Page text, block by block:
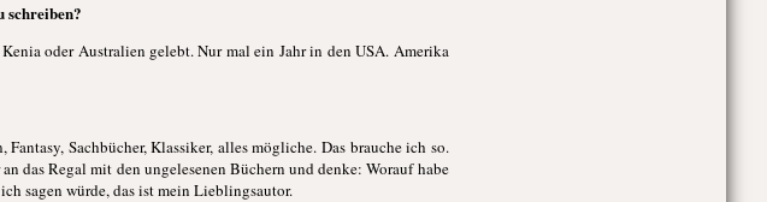
schreiben?
oder Australien gelebt. Nur mal ein Jahr in den USA. Amerika
Sachbücher, Klassiker, alles mögliche. Das brauche ich so.
das Regal mit den ungelesenen Büchern und denke: Worauf habe
sagen würde, das ist mein Lieblingsautor.